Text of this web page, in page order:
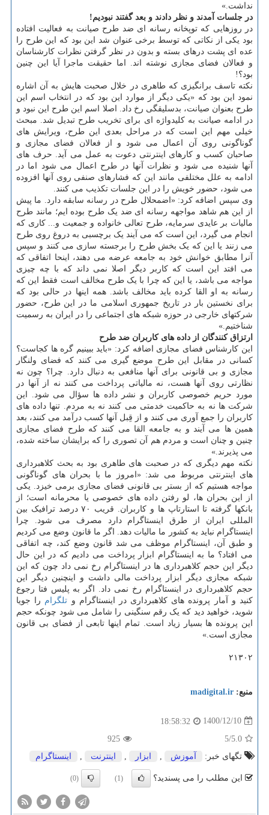
نداشت.»
در جلسات آمدند و نظر دادند و بعد گفتند نبودیم!
در روزهایی که توپخانه رسانه ای ضد طرح صیانت به فعالیت افتاده
بود یکی از نکاتی که توسط برخی عنوان شد این بود که این طرح را
عده ای پشت درهای بسته و بدون در نظر گرفتن نظرات کارشناسان
و فعالان فضای مجازی نوشته اند. اما حقیقت ماجرا آیا این چنین
بود؟!
نکته تاسف برانگیزی که طاهری در خلال صحبت هایش به آن اشاره
نمود این بود که «یکی دیگر از موارد این بود که در انتخاب اسم این
طرح بعنوان صیانت، بدسلیقگی رخ داد. اصلا اسم این طرح این نبود و
در ادامه صیانت به کلیدواژه ای برای تخریب طرح تبدیل شد. مبحث
خیلی مهم این است که در مراحل بعدی این طرح، ویرایش های
گوناگونی روی آن اعمال می شود و از فعالان فضای مجازی و
صاحبان کسب و کارهای اینترنتی دعوت به عمل می آید. حرف های
آنها شنیده می شود و نظرات آنها در طرح اعمال می شود اما در
ادامه به علل مختلفی مانند این که فشارهای صنفی روی آنها افزوده
می شود، حضور خویش را در این جلسات تکذیب می کنند.
وی سپس اضافه کرد: «اضمحلال طرح در رسانه سابقه دارد. ما پیش
از این هم شاهد مواجهه رسانه ای ضد یک طرح بوده ایم؛ مانند طرح
مالیات بر عایدی سرمایه، طرح تعالی خانواده و جمعیت و... کاری که
انجام می گیرد، این است که می آیند یک برچسبی به دروغ روی طرح
می زنند یا این که یک بخش طرح را برجسته سازی می کنند و سپس
آنرا مطابق خوانش خود به جامعه عرضه می دهند، اینحا اتفاقی که
می افتد این است که کاربر دیگر اصلا نمی داند که با چه چیزی
مواجه می باشد، یا این که چرا با یک طرح مخالف است فقط این که
رسانه به او القا کرده باید مخالف باشد. همه اینها در حالی بود که
برای نخستین بار در تاریخ جمهوری اسلامی ما در این طرح، حضور
شرکتهای خارجی در حوزه شبکه های اجتماعی را در ایران به رسمیت
شناختیم.»
ارتزاق کنندگان از داده ­های کاربران ضد طرح
این کارشناس فضای مجازی اضافه کرد: «باید ببینیم گره ها کجاست؟
کسانی در مقابل این طرح موضع گیری می کنند که فضای ولنگار
مجازی و بی قانونی برای آنها منافعی به دنبال دارد. چرا؟ چون نه
نظارتی روی آنها هست، نه مالیاتی پرداخت می کنند نه از آنها در
مورد حریم خصوصی کاربران و نشر داده ها سؤال می شود. این
شرکت ها نه به حاکمیت خدمتی می کنند نه به مردم. تنها داده های
کاربران را جمع آوری می کنند و از قِبل آنها کسب درآمد می کنند، بعد
همین ها می آیند و به جامعه القا می کنند که طرح فضای مجازی
چنین و چنان است و مردم هم آن تصوری را که برایشان ساخته شده،
می پذیرند.»
نکته مهم دیگری که در صحبت های طاهری بود به بحث کلاهبرداری
های اینترنتی مربوط می شد: «امروز ما با بحران های گوناگونی
مواجه هستیم که از بستر بی قانونی فضای مجازی برمی خیزد. یکی
از این بحران ها، لو رفتن داده های خصوصی یا محرمانه است؛ از
بانکها گرفته تا استارتاپ ها و کاربران. قریب ۷۰ درصد ترافیک بین
المللی ایران از طرق اینستاگرام دارد مصرف می شود. چرا
اینستاگرام نباید به کشور ما مالیات دهد. اگر ما قانون وضع می کردیم
و طبق آن، اینستاگرام موظف می شد قانون وضع کند، چه اتفاقی
می افتاد؟ ما به اینستاگرام ابزار پرداخت می دادیم که در این حال
دیگر این حجم کلاهبرداری ها در اینستاگرام رخ نمی داد چون که این
شبکه مجازی دیگر ابزار پرداخت مالی داشت و اینچنین دیگر این
حجم کلاهبرداری در اینستاگرام رخ نمی داد. اگر به پلیس فتا رجوع
کنید و آمار پرونده های کلاهبرداری در اینستاگرام و تلگرام را جویا
شوید، خواهید دید که یک رقم سنگینی را شامل می شود چونکه حجم
این پرونده ها بسیار زیاد است. تمام اینها تابعی از فضای بی قانون
مجازی است.»
۲۱۳۰۲
منبع: madigital.ir
1400/12/10
18:58:32
5.0
/5
925
تگهای خبر:
آموزش ابزار اینترنت اینستاگرام
این مطلب را می پسندید؟ (1)
(0)